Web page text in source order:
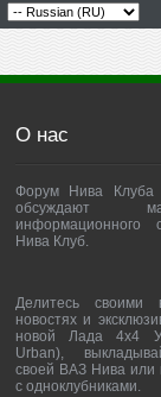
О нас
Форум Нива Клуба
обсуждают
Нива Клуб.
Делитесь своими
новостях и
новой Лада 4х4
Urban),
своей ВАЗ Нива или
с одноклубниками.